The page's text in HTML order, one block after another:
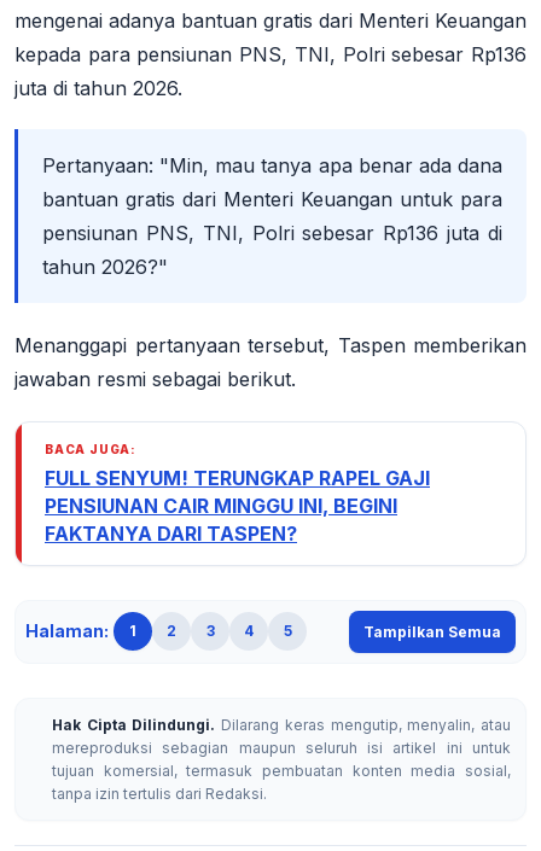
mengenai adanya bantuan gratis dari Menteri Keuangan
kepada para pensiunan PNS, TNI, Polri sebesar Rp136
juta di tahun 2026.
Pertanyaan: "Min, mau tanya apa benar ada dana
bantuan gratis dari Menteri Keuangan untuk para
pensiunan PNS, TNI, Polri sebesar Rp136 juta di
tahun 2026?"
Menanggapi pertanyaan tersebut, Taspen memberikan
jawaban resmi sebagai berikut.
BACA JUGA:
FULL SENYUM! TERUNGKAP RAPEL GAJI
PENSIUNAN CAIR MINGGU INI, BEGINI
FAKTANYA DARI TASPEN?
Halaman: 1 2 3 4 5 Tampilkan Semua
Hak Cipta Dilindungi. Dilarang keras mengutip, menyalin, atau
mereproduksi sebagian maupun seluruh isi artikel ini untuk
tujuan komersial, termasuk pembuatan konten media sosial,
tanpa izin tertulis dari Redaksi.